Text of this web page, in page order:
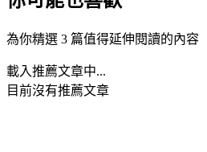
為你精選 3 篇值得延伸閱讀的內容
載入推薦文章中...
目前沒有推薦文章